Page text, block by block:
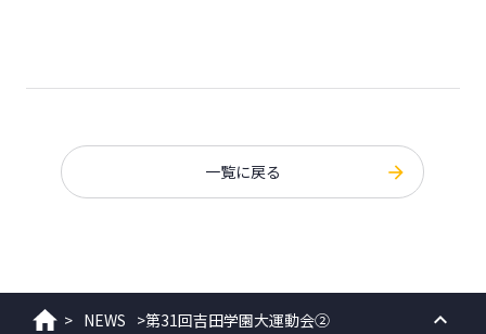
一覧に戻る
ホーム
> NEWS >第31回吉田学園大運動会②